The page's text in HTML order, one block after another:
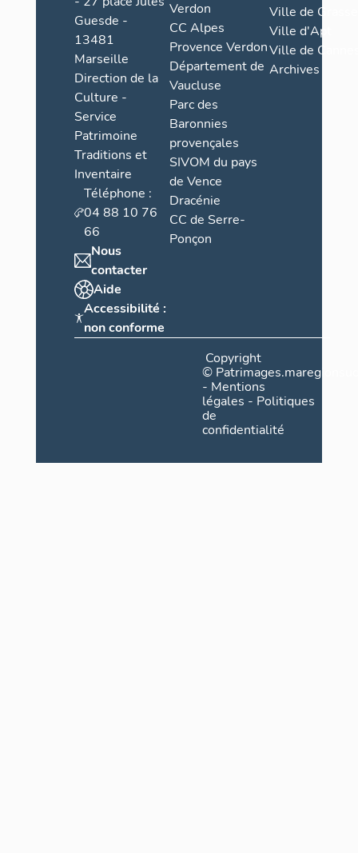
Guesde -
13481
Marseille
Direction de la
Culture -
Service
Patrimoine
Traditions et
Inventaire
Téléphone :
04 88 10 76
66
Nous
contacter
Aide
Accessibilité :
non conforme
Verdon
CC Alpes
Provence Verdon
Département de
Vaucluse
Parc des
Baronnies
provençales
SIVOM du pays
de Vence
Dracénie
CC de Serre-
Ponçon
Ville de Grasse
Ville d'Apt
Ville de
Archives
Copyright
©
- Mentions
légales - Politiques
de
confidentialité